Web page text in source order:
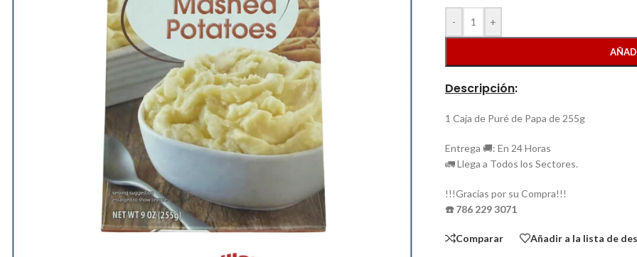
- +
Descripción:
1 Caja de Puré de Papa de 255g
Entrega 🚚: En 24 Horas
🚛 Llega a Todos los Sectores.
!!!Gracias por su Compra!!!
☎️ 786 229 3071
Comparar Añadir a la lista de